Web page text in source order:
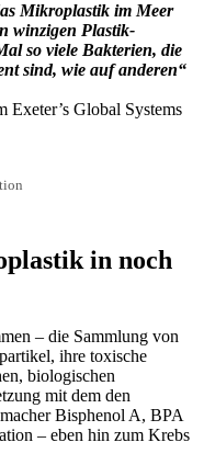
Mikroplastik im Meer
winzigen Plastik-
so viele Bakterien, die
sind, wie auf anderen“
Exeter’s Global Systems
in noch
– die Sammlung von
ihre toxische
biologischen
mit dem den
Bisphenol A, BPA
– eben hin zum Krebs